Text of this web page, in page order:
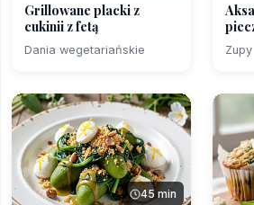
Grillowane placki z
cukinii z fetą
Dania wegetariańskie Zupy
45 min